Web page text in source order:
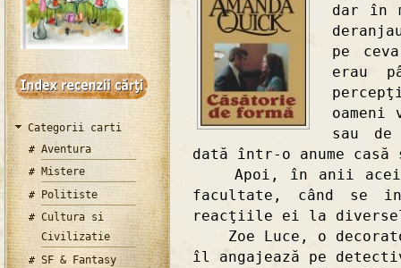
Categorii carti
Aventura
Mistere
Politiste
Cultura si
Civilizatie
SF & Fantasy
dar în
pe
erau
oameni
sau
dată într-o anume casă
Apoi, în anii aceia
facultate, când se
reacţiile ei la
Zoe Luce, o
îl angajează pe